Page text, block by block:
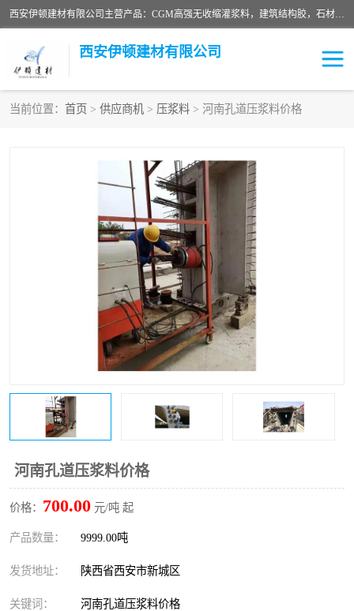
西安伊顿建材有限公司主营产品：CGM高强无收缩灌浆料，建筑结构胶，石材粘合剂，柔性防水材料，环氧修补砂浆等在各个行业得到了客户认可。
西安伊顿建材有限公司
当前位置： 首页 > 供应商机 > 压浆料 > 河南孔道压浆料价格
河南孔道压浆料价格
价格： 700.00 元/吨 起
产品数量： 9999.00吨
发货地址： 陕西省西安市新城区
关键词： 河南孔道压浆料价格
修补砂浆
水泥路面修补材料
沥青冷补料
高延性混凝土 速凝剂
金刚砂
桥梁伸缩缝快速修补料 防静电不发火砂浆
碳布胶
融雪剂